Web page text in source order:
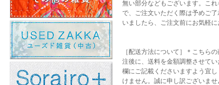
無い部分などもございます。こ
で、ご注文いただく際は予めご
いましたら、ご注文前にお気軽
［配送方法について］＊こちら
注後に、送料を金額調整させて
欄にご記載くださいますよう宜
けません。誠に申し訳ございま